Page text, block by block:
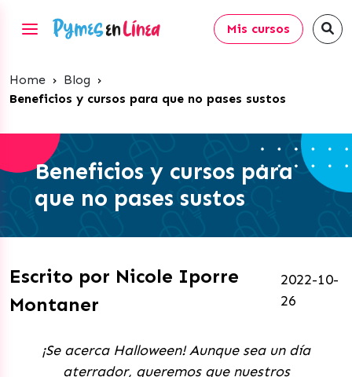
Mis cursos
Home › Blog ›
Beneficios y cursos para que no pases sustos
Beneficios y cursos para
que no pases sustos
Escrito por Nicole Iporre
Montaner
2022-10-
26
¡Se acerca Halloween! Aunque sea un día
aterrador, queremos que nuestros